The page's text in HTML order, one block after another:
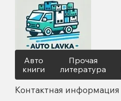
Перейти к основному контенту
Авто
книги
Прочая
литература
Контактная информация